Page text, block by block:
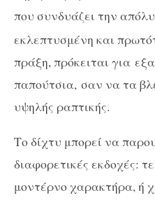
που συνδυάζει την
εκλεπτυσμένη και
πράξη, πρόκειται για
παπούτσια, σαν να τα
υψηλής ραπτικής.
Το δίχτυ μπορεί να
διαφορετικές εκδοχές:
μοντέρνο χαρακτήρα, ή